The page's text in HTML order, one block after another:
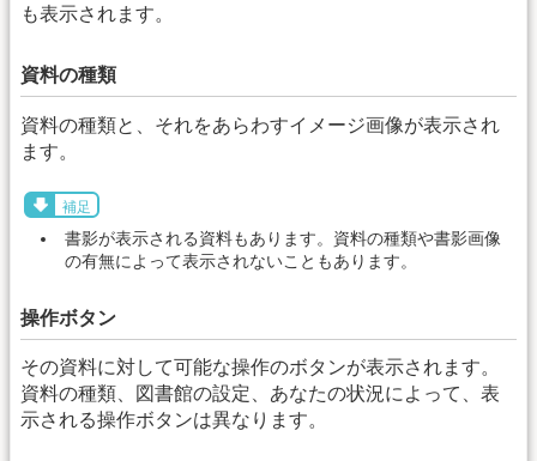
も表示されます。
資料の種類
資料の種類と、それをあらわすイメージ画像が表示され
ます。
補足
書影が表示される資料もあります。資料の種類や書影画像
の有無によって表示されないこともあります。
操作ボタン
その資料に対して可能な操作のボタンが表示されます。
資料の種類、図書館の設定、あなたの状況によって、表
示される操作ボタンは異なります。